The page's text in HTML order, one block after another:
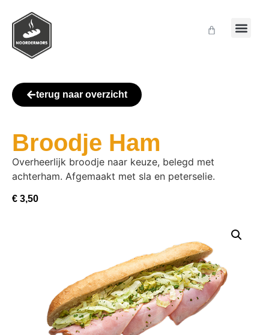
terug naar overzicht
Broodje Ham
Overheerlijk broodje naar keuze, belegd met
achterham. Afgemaakt met sla en peterselie.
€ 3,50